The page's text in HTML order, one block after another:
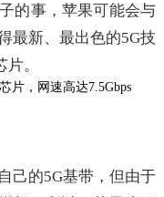
的事，苹果可能会与
最新、最出色的5G技
。
己的5G基带，但由于